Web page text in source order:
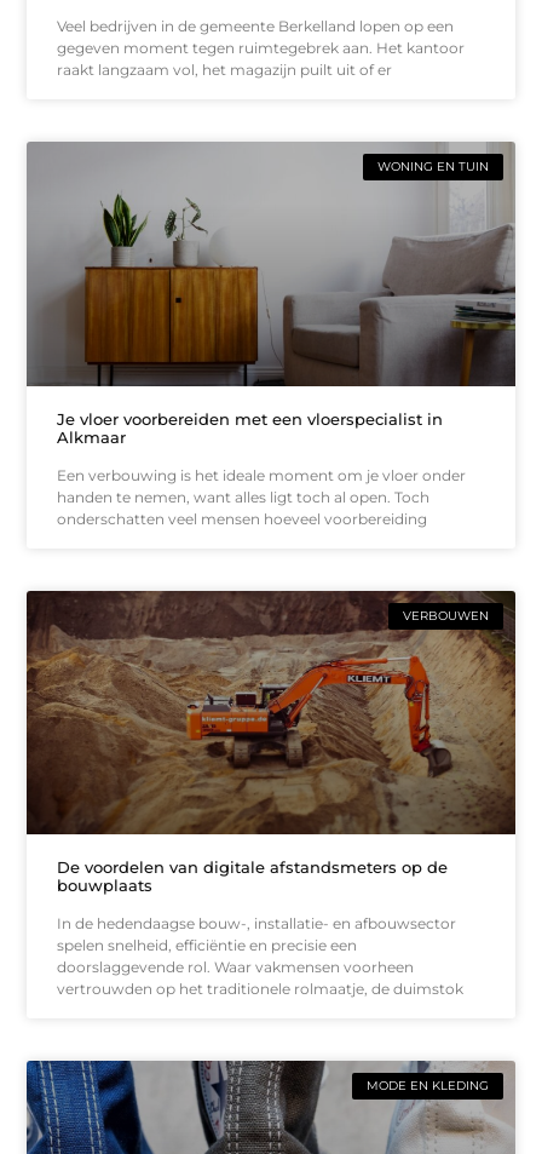
Veel bedrijven in de gemeente Berkelland lopen op een
gegeven moment tegen ruimtegebrek aan. Het kantoor
raakt langzaam vol, het magazijn puilt uit of er
WONING EN TUIN
Je vloer voorbereiden met een vloerspecialist in
Alkmaar
Een verbouwing is het ideale moment om je vloer onder
handen te nemen, want alles ligt toch al open. Toch
onderschatten veel mensen hoeveel voorbereiding
VERBOUWEN
De voordelen van digitale afstandsmeters op de
bouwplaats
In de hedendaagse bouw-, installatie- en afbouwsector
spelen snelheid, efficiëntie en precisie een
doorslaggevende rol. Waar vakmensen voorheen
vertrouwden op het traditionele rolmaatje, de duimstok
MODE EN KLEDING